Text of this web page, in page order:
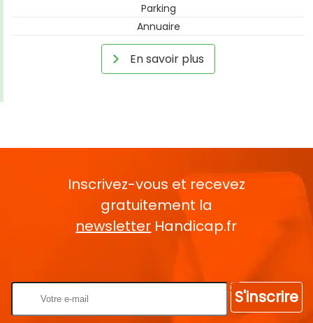
Parking
Annuaire
En savoir plus
Inscrivez-vous et recevez
gratuitement la
newsletter Handicap.fr
S'inscrire